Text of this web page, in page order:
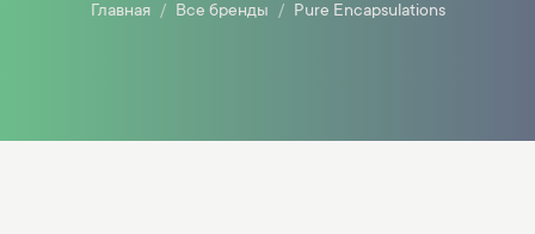
Главная Все бренды Pure Encapsulations